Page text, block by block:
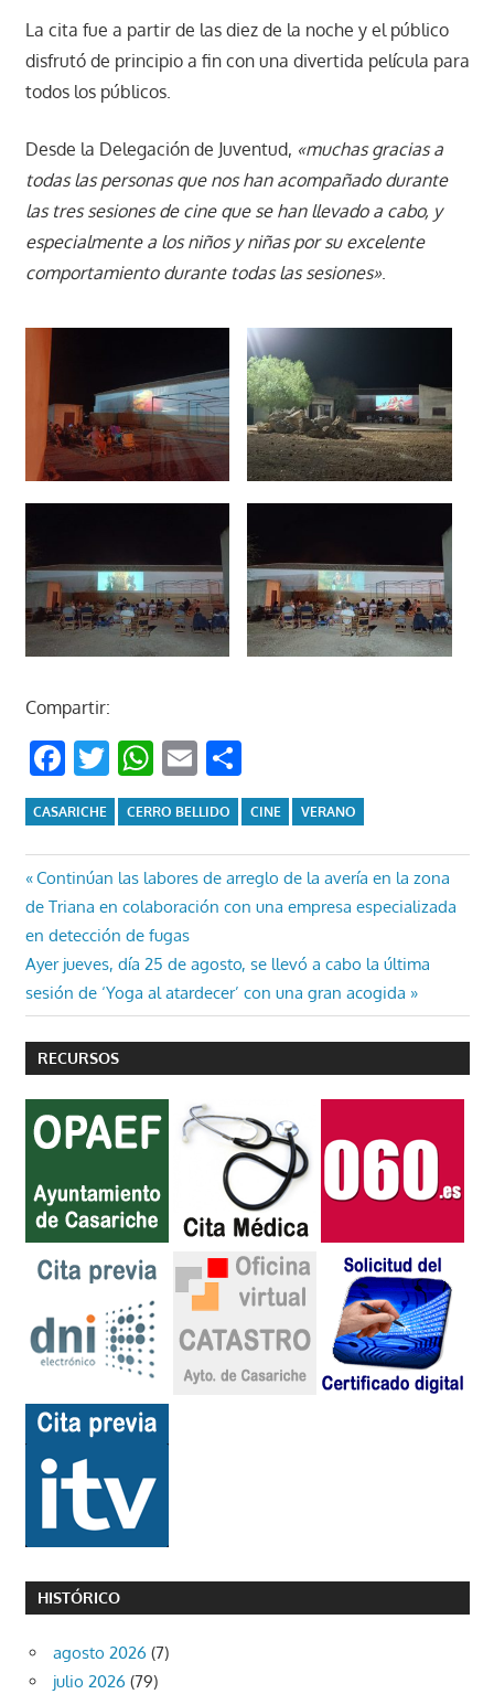
La cita fue a partir de las diez de la noche y el público
disfrutó de principio a fin con una divertida película para
todos los públicos.
Desde la Delegación de Juventud, «muchas gracias a
todas las personas que nos han acompañado durante
las tres sesiones de cine que se han llevado a cabo, y
especialmente a los niños y niñas por su excelente
comportamiento durante todas las sesiones».
Compartir:
Facebook
Twitter
WhatsApp
EmailCompartir
CASARICHE CERRO BELLIDO CINE VERANO
Navegación
de
entradas
Entrada
anterior:
Continúan las labores de arreglo de la avería en la zona
de Triana en colaboración con una empresa especializada
en detección de fugas
Entrada
siguiente:
Ayer jueves, día 25 de agosto, se llevó a cabo la última
sesión de ‘Yoga al atardecer’ con una gran acogida
RECURSOS
HISTÓRICO
agosto 2026 (7)
julio 2026 (79)